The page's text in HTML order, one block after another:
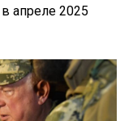
апреле 2025